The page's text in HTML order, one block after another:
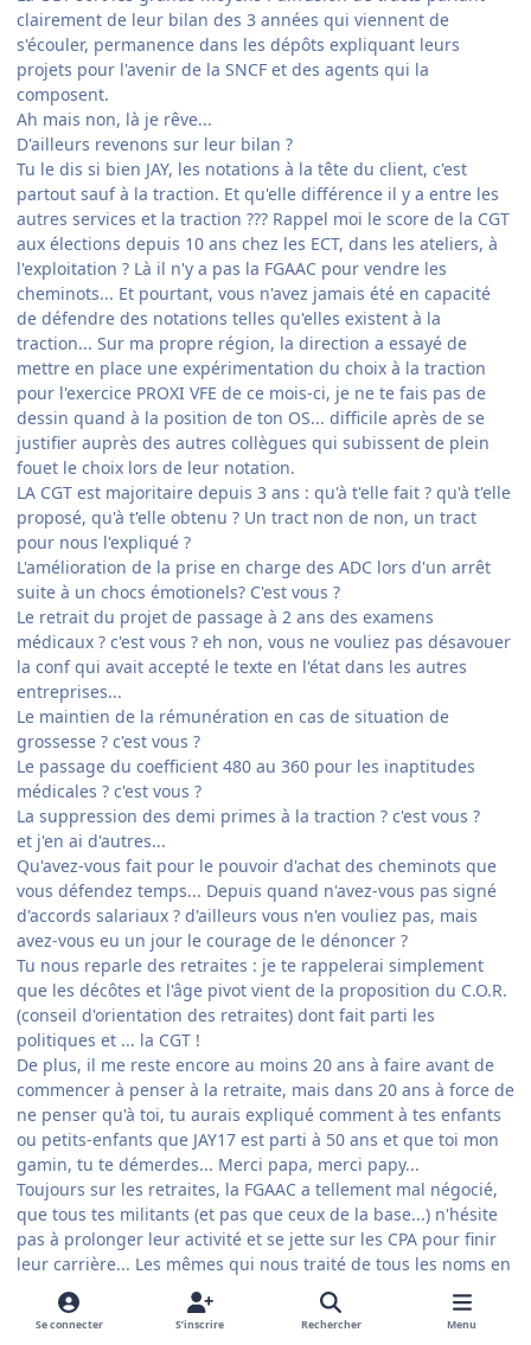
clairement de leur bilan des 3 années qui viennent de
s'écouler, permanence dans les dépôts expliquant leurs
projets pour l'avenir de la SNCF et des agents qui la
composent.
Ah mais non, là je rêve...
D'ailleurs revenons sur leur bilan ?
Tu le dis si bien JAY, les notations à la tête du client, c'est
partout sauf à la traction. Et qu'elle différence il y a entre les
autres services et la traction ??? Rappel moi le score de la CGT
aux élections depuis 10 ans chez les ECT, dans les ateliers, à
l'exploitation ? Là il n'y a pas la FGAAC pour vendre les
cheminots... Et pourtant, vous n'avez jamais été en capacité
de défendre des notations telles qu'elles existent à la
traction... Sur ma propre région, la direction a essayé de
mettre en place une expérimentation du choix à la traction
pour l'exercice PROXI VFE de ce mois-ci, je ne te fais pas de
dessin quand à la position de ton OS... difficile après de se
justifier auprès des autres collègues qui subissent de plein
fouet le choix lors de leur notation.
LA CGT est majoritaire depuis 3 ans : qu'à t'elle fait ? qu'à t'elle
proposé, qu'à t'elle obtenu ? Un tract non de non, un tract
pour nous l'expliqué ?
L'amélioration de la prise en charge des ADC lors d'un arrêt
suite à un chocs émotionels? C'est vous ?
Le retrait du projet de passage à 2 ans des examens
médicaux ? c'est vous ? eh non, vous ne vouliez pas désavouer
la conf qui avait accepté le texte en l'état dans les autres
entreprises...
Le maintien de la rémunération en cas de situation de
grossesse ? c'est vous ?
Le passage du coefficient 480 au 360 pour les inaptitudes
médicales ? c'est vous ?
La suppression des demi primes à la traction ? c'est vous ?
et j'en ai d'autres...
Qu'avez-vous fait pour le pouvoir d'achat des cheminots que
vous défendez temps... Depuis quand n'avez-vous pas signé
d'accords salariaux ? d'ailleurs vous n'en vouliez pas, mais
avez-vous eu un jour le courage de le dénoncer ?
Tu nous reparle des retraites : je te rappelerai simplement
que les décôtes et l'âge pivot vient de la proposition du C.O.R.
(conseil d'orientation des retraites) dont fait parti les
politiques et ... la CGT !
De plus, il me reste encore au moins 20 ans à faire avant de
commencer à penser à la retraite, mais dans 20 ans à force de
ne penser qu'à toi, tu aurais expliqué comment à tes enfants
ou petits-enfants que JAY17 est parti à 50 ans et que toi mon
gamin, tu te démerdes... Merci papa, merci papy...
Toujours sur les retraites, la FGAAC a tellement mal négocié,
que tous tes militants (et pas que ceux de la base...) n'hésite
pas à prolonger leur activité et se jette sur les CPA pour finir
leur carrière... Les mêmes qui nous traité de tous les noms en
novembre 2008, ne font plus tant que çà les malins
maintenant.
Se connecter S’inscrire Rechercher Menu